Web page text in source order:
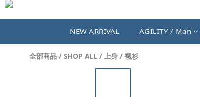
NEW ARRIVAL AGILITY / Man
全部商品 / SHOP ALL / 上身 / 襯衫